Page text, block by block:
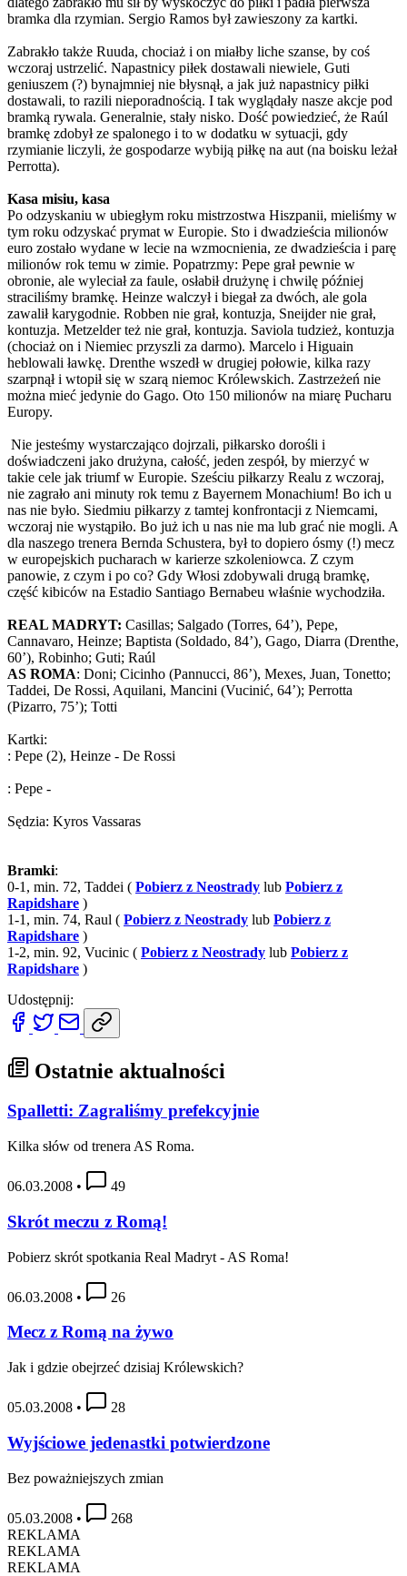
bramka dla rzymian. Sergio Ramos był zawieszony za kartki.
Zabrakło także Ruuda, chociaż i on miałby liche szanse, by coś
wczoraj ustrzelić. Napastnicy piłek dostawali niewiele, Guti
geniuszem (?) bynajmniej nie błysnął, a jak już napastnicy piłki
dostawali, to razili nieporadnością. I tak wyglądały nasze akcje pod
bramką rywala. Generalnie, stały nisko. Dość powiedzieć, że Raúl
bramkę zdobył ze spalonego i to w dodatku w sytuacji, gdy
rzymianie liczyli, że gospodarze wybiją piłkę na aut (na boisku leżał
Perrotta).
Kasa misiu, kasa
Po odzyskaniu w ubiegłym roku mistrzostwa Hiszpanii, mieliśmy w
tym roku odzyskać prymat w Europie. Sto i dwadzieścia milionów
euro zostało wydane w lecie na wzmocnienia, ze dwadzieścia i parę
milionów rok temu w zimie. Popatrzmy: Pepe grał pewnie w
obronie, ale wyleciał za faule, osłabił drużynę i chwilę później
straciliśmy bramkę. Heinze walczył i biegał za dwóch, ale gola
zawalił karygodnie. Robben nie grał, kontuzja, Sneijder nie grał,
kontuzja. Metzelder też nie grał, kontuzja. Saviola tudzież, kontuzja
(chociaż on i Niemiec przyszli za darmo). Marcelo i Higuain
heblowali ławkę. Drenthe wszedł w drugiej połowie, kilka razy
szarpnął i wtopił się w szarą niemoc Królewskich. Zastrzeżeń nie
można mieć jedynie do Gago. Oto 150 milionów na miarę Pucharu
Europy.
Nie jesteśmy wystarczająco dojrzali, piłkarsko dorośli i
doświadczeni jako drużyna, całość, jeden zespół, by mierzyć w
takie cele jak triumf w Europie. Sześciu piłkarzy Realu z wczoraj,
nie zagrało ani minuty rok temu z Bayernem Monachium! Bo ich u
nas nie było. Siedmiu piłkarzy z tamtej konfrontacji z Niemcami,
wczoraj nie wystąpiło. Bo już ich u nas nie ma lub grać nie mogli. A
dla naszego trenera Bernda Schustera, był to dopiero ósmy (!) mecz
w europejskich pucharach w karierze szkoleniowca. Z czym
panowie, z czym i po co? Gdy Włosi zdobywali drugą bramkę,
część kibiców na Estadio Santiago Bernabeu właśnie wychodziła.
REAL MADRYT: Casillas; Salgado (Torres, 64’), Pepe,
Cannavaro, Heinze; Baptista (Soldado, 84’), Gago, Diarra (Drenthe,
60’), Robinho; Guti; Raúl
AS ROMA: Doni; Cicinho (Pannucci, 86’), Mexes, Juan, Tonetto;
Taddei, De Rossi, Aquilani, Mancini (Vucinić, 64’); Perrotta
(Pizarro, 75’); Totti
Kartki:
: Pepe (2), Heinze - De Rossi
: Pepe -
Sędzia: Kyros Vassaras
Bramki:
0-1, min. 72, Taddei ( Pobierz z Neostrady lub Pobierz z
Rapidshare )
1-1, min. 74, Raul ( Pobierz z Neostrady lub Pobierz z
Rapidshare )
1-2, min. 92, Vucinic ( Pobierz z Neostrady lub Pobierz z
Rapidshare )
Udostępnij:
Ostatnie aktualności
Spalletti: Zagraliśmy prefekcyjnie
Kilka słów od trenera AS Roma.
06.03.2008 • 49
Skrót meczu z Romą!
Pobierz skrót spotkania Real Madryt - AS Roma!
06.03.2008 • 26
Mecz z Romą na żywo
Jak i gdzie obejrzeć dzisiaj Królewskich?
05.03.2008 • 28
Wyjściowe jedenastki potwierdzone
Bez poważniejszych zmian
05.03.2008 •
268
REKLAMA
REKLAMA
REKLAMA